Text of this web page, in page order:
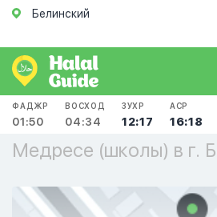
Белинский
ФАДЖР
01:50
ВОСХОД
04:34
ЗУХР
12:17
АСР
16:18
Медресе (школы) в г.